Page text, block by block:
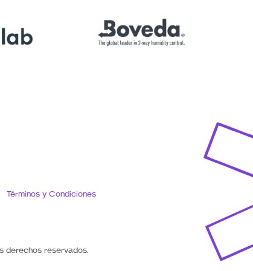
Términos y Condiciones
derechos reservados.